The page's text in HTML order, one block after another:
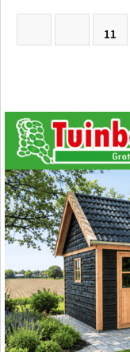
11